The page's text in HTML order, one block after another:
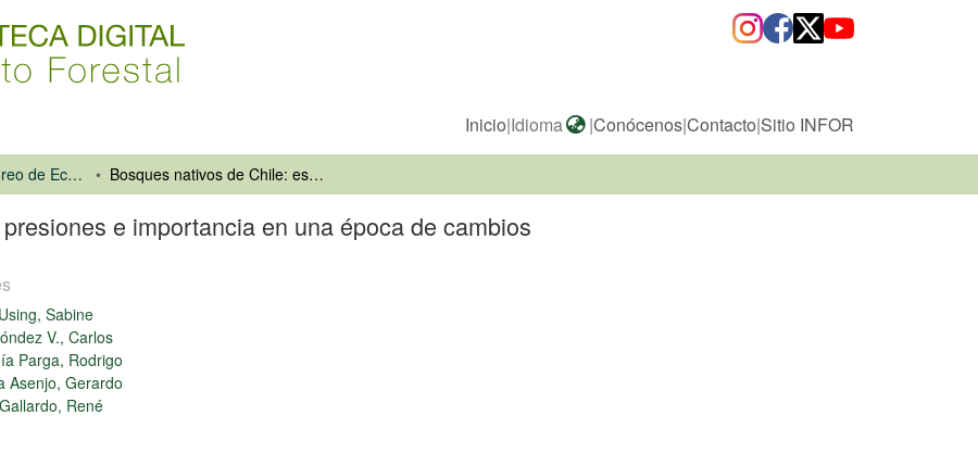
Inicio|Idioma |Conócenos|Contacto|Sitio INFOR
Inventario y Monitoreo de Ecosistemas Forestales Bosques nativos de Chile: estado, presiones e importancia en una época de cambios
e importancia en una época de cambios
Sabine
V., Carlos
Parga, Rodrigo
Asenjo, Gerardo
René